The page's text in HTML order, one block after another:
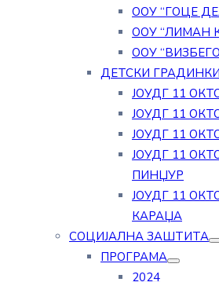
ООУ “ГОЦЕ
ООУ “ЛИМАН
ООУ
ДЕТСКИ ГРАДИНКИ
ЈОУДГ 11
ЈОУДГ 11
ЈОУДГ 11
ЈОУДГ 11
ПИНЏУР
ЈОУДГ 11
КАРАЏА
СОЦИЈАЛНА ЗАШТИТА
ПРОГРАМА
2024